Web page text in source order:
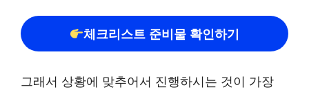
체크리스트 준비물 확인하기
그래서 상황에 맞추어서 진행하시는 것이 가장